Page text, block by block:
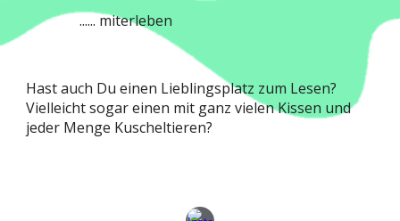
...... miterleben
Hast auch Du einen Lieblingsplatz zum Lesen?
Vielleicht sogar einen mit ganz vielen Kissen und
jeder Menge Kuscheltieren?